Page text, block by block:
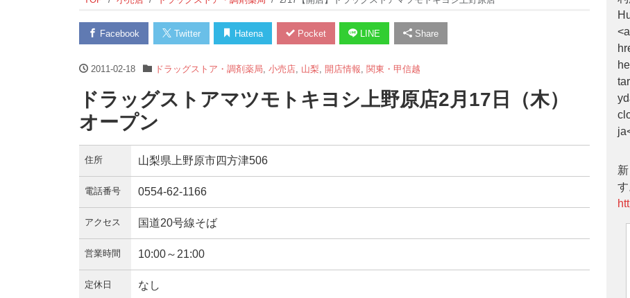
Facebook Twitter Hatena Pocket LINE Share
2011-02-18 ドラッグストア・調剤薬局 小売店, 山梨 開店情報 関東・甲信越
ドラッグストアマツモトキヨシ上野原店2月17日（木）
オープン
住所 山梨県上野原市四方津506
電話番号 0554-62-1166
アクセス 国道20号線そば
営業時間 10:00～21:00
定休日 なし
<a
す